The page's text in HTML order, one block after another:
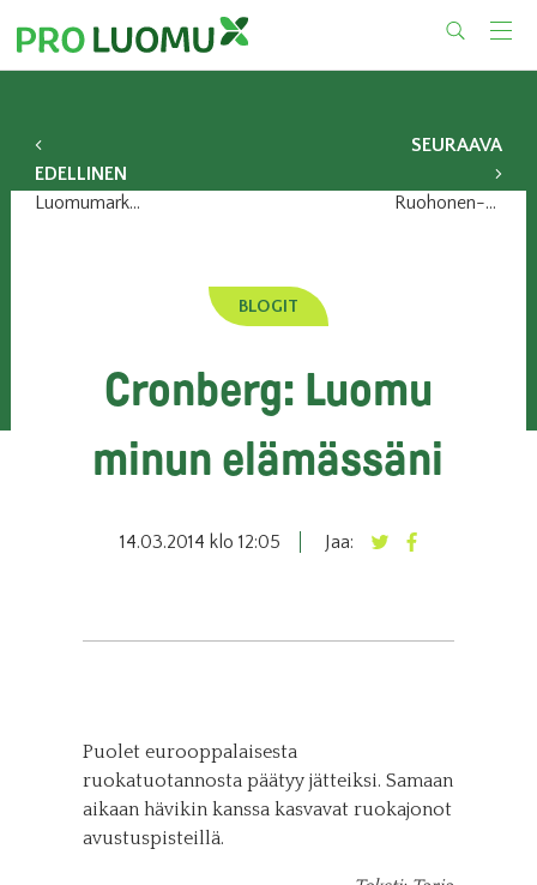
content
EDELLINEN
Luomumarkkinoiden raju kasvu tasaantui
SEURAAVA
Ruohonen-Lerner: Pienet ympäristöteot – suuri merkitys
BLOGIT
Cronberg: Luomu
minun elämässäni
14.03.2014 klo 12:05 Jaa:
Puolet eurooppalaisesta
ruokatuotannosta päätyy jätteiksi. Samaan
aikaan hävikin kanssa kasvavat ruokajonot
avustuspisteillä.